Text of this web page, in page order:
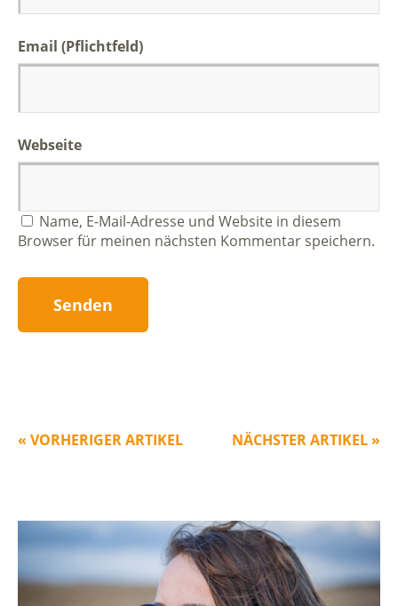
Email (Pflichtfeld)
Webseite
Name, E-Mail-Adresse und Website in diesem
Browser für meinen nächsten Kommentar speichern.
NÄCHSTER ARTIKEL »
« VORHERIGER ARTIKEL